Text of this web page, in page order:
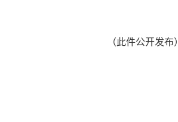
（此件公开发布）